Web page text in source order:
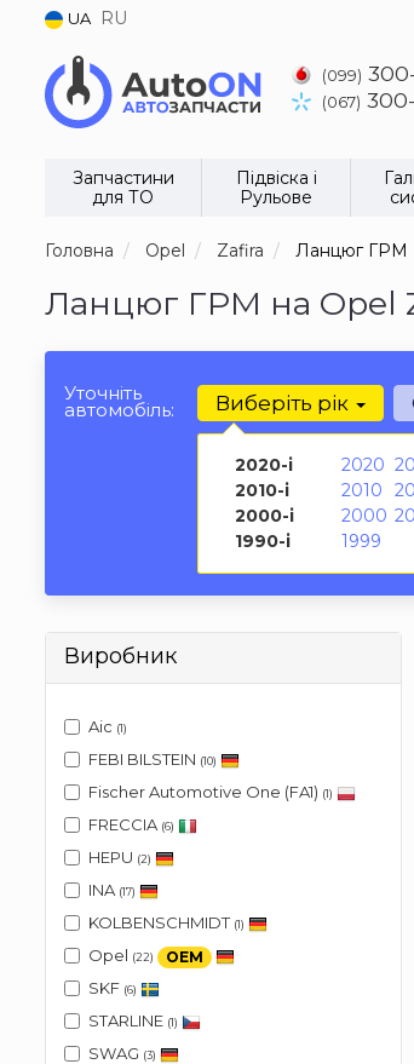
UA RU
(099)
(067)
Запчастини
для ТО
Підвіска і
Рульове
Головна Opel Zafira Ланцюг ГРМ
Ланцюг ГРМ на Opel
Уточніть
автомобіль: Виберіть рік
2020-і 2020
2010-і
2010
2000-і
2000
1990-і
1999
Виробник
Aic (1)
FEBI BILSTEIN (10)
Fischer Automotive One (FA1) (1)
FRECCIA (6)
HEPU (2)
INA (17)
KOLBENSCHMIDT (1)
Opel (22) OEM
SKF (6)
STARLINE (1)
SWAG (3)